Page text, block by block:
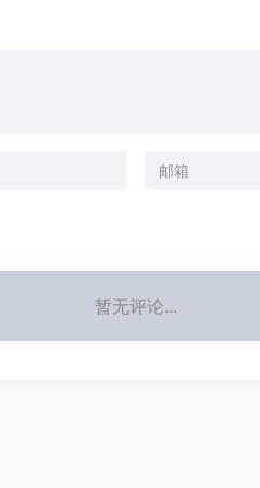
暂无评论...